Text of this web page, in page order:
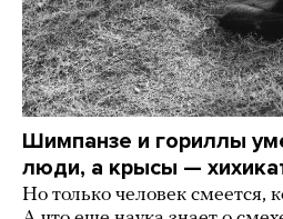
Шимпанзе и гориллы
люди, а крысы —
Но только человек смеется,